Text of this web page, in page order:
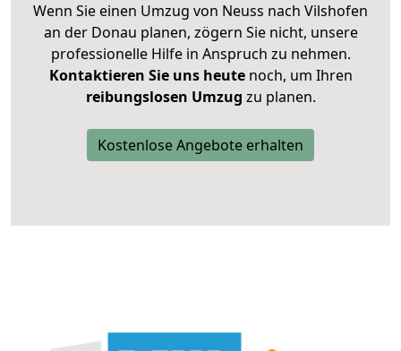
Wenn Sie einen Umzug von Neuss nach Vilshofen
an der Donau planen, zögern Sie nicht, unsere
professionelle Hilfe in Anspruch zu nehmen.
Kontaktieren Sie uns heutenoch, um Ihren
reibungslosen Umzug zu planen.
Kostenlose Angebote erhalten